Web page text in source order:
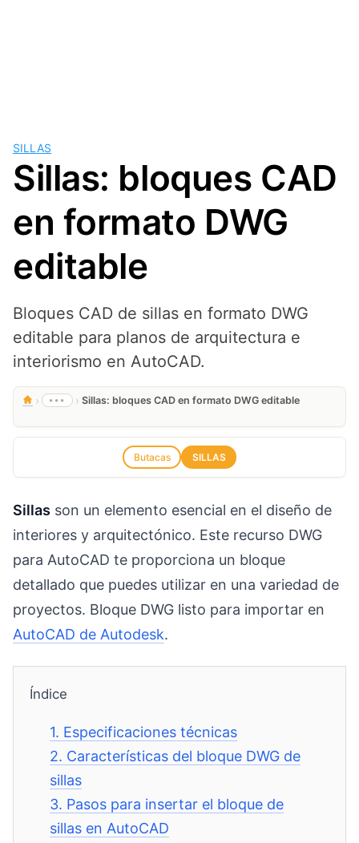
SILLAS
Sillas: bloques CAD
en formato DWG
editable
Bloques CAD de sillas en formato DWG
editable para planos de arquitectura e
interiorismo en AutoCAD.
› ••• › Sillas: bloques CAD en formato DWG editable
Butacas SILLAS
Sillas son un elemento esencial en el diseño de
interiores y arquitectónico. Este recurso DWG
para AutoCAD te proporciona un bloque
detallado que puedes utilizar en una variedad de
proyectos. Bloque DWG listo para importar en
AutoCAD de Autodesk.
Índice
1. Especificaciones técnicas
2. Características del bloque DWG de
sillas
3. Pasos para insertar el bloque de
sillas en AutoCAD